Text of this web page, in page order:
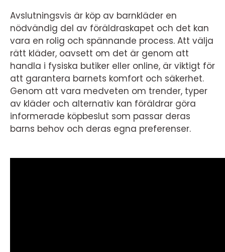
Avslutningsvis är köp av barnkläder en
nödvändig del av föräldraskapet och det kan
vara en rolig och spännande process. Att välja
rätt kläder, oavsett om det är genom att
handla i fysiska butiker eller online, är viktigt för
att garantera barnets komfort och säkerhet.
Genom att vara medveten om trender, typer
av kläder och alternativ kan föräldrar göra
informerade köpbeslut som passar deras
barns behov och deras egna preferenser.